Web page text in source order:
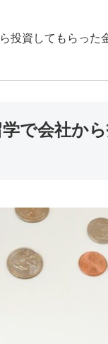
投資してもらった
で会社か